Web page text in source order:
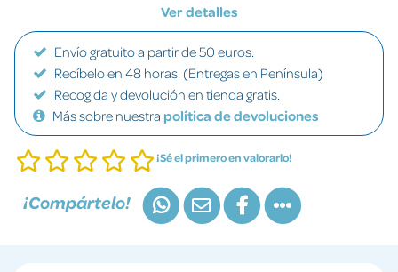
Ver detalles
Envío gratuito a partir de 50 euros.
Recíbelo en 48 horas. (Entregas en Península)
Recogida y devolución en tienda gratis.
Más sobre nuestra política de devoluciones
¡Sé el primero en valorarlo!
¡Compártelo!